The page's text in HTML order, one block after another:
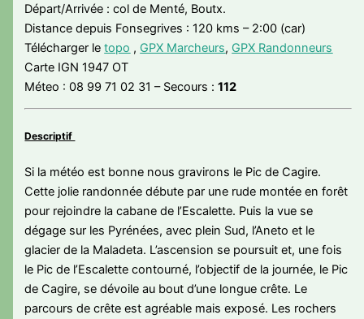
Départ/Arrivée : col de Menté, Boutx.
Distance depuis Fonsegrives : 120 kms – 2:00 (car)
Télécharger letopo , GPX Marcheurs, GPX Randonneurs
Carte IGN 1947 OT
Méteo : 08 99 71 02 31 – Secours :112
Descriptif
Si la météo est bonne nous gravirons le Pic de Cagire.
Cette jolie randonnée débute par une rude montée en forêt
pour rejoindre la cabane de l’Escalette. Puis la vue se
dégage sur les Pyrénées, avec plein Sud, l’Aneto et le
glacier de la Maladeta. L’ascension se poursuit et, une fois
le Pic de l’Escalette contourné, l’objectif de la journée, le Pic
de Cagire, se dévoile au bout d’une longue crête. Le
parcours de crête est agréable mais exposé. Les rochers